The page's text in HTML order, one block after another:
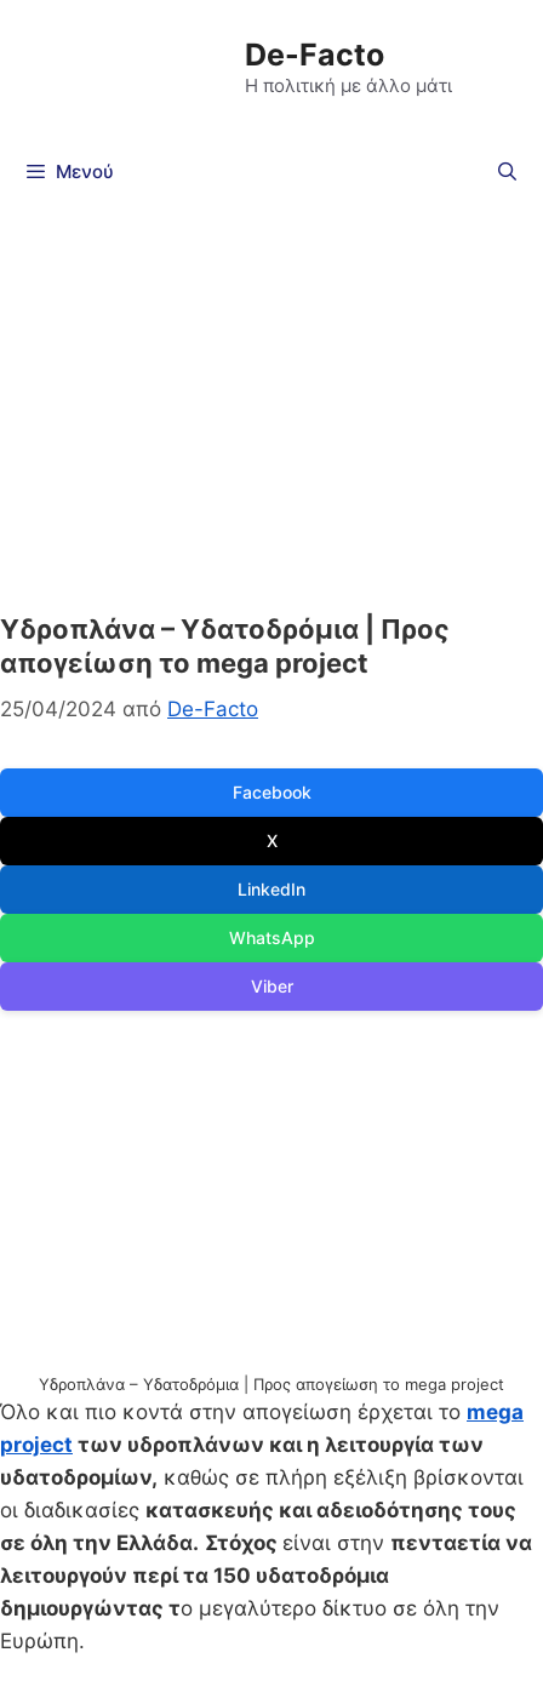
De-Facto
Η πολιτική με άλλο μάτι
Μενού
Υδροπλάνα – Υδατοδρόμια | Προς
απογείωση το mega project
25/04/2024 από De-Facto
Facebook
X
LinkedIn
WhatsApp
Viber
Υδροπλάνα – Υδατοδρόμια | Προς απογείωση το mega project
Όλο και πιο κοντά στην απογείωση έρχεται το mega
project των υδροπλάνων και η λειτουργία των
υδατοδρομίων, καθώς σε πλήρη εξέλιξη βρίσκονται
οι διαδικασίες κατασκευής και αδειοδότησης τους
σε όλη την Ελλάδα. Στόχος είναι στην πενταετία να
λειτουργούν περί τα 150 υδατοδρόμια
δημιουργώντας το μεγαλύτερο δίκτυο σε όλη την
Ευρώπη.